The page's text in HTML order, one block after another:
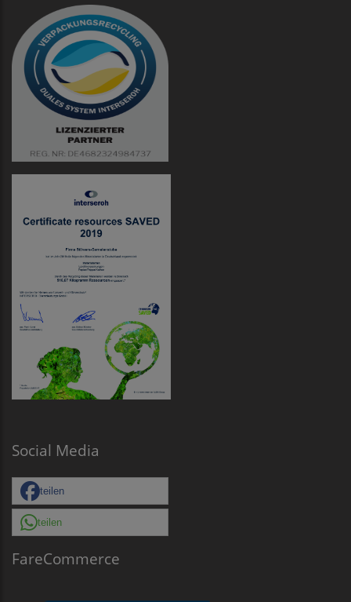
Social Media
teilen
teilen
FareCommerce